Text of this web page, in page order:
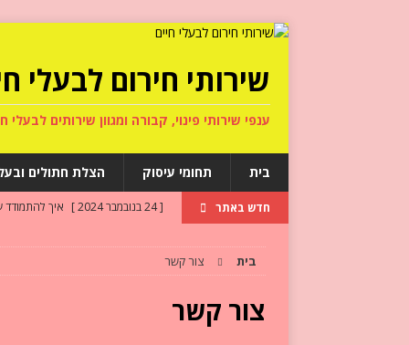
שירותי חירום לבעלי
ענפי שירותי פינוי, קבורה ומגוון שירותים לבעלי
בית תחומי עיסוק הצלת חתולים
חדש באתר [ 24 בנובמבר 2024 ]
איך
בית צור קשר
צור קשר